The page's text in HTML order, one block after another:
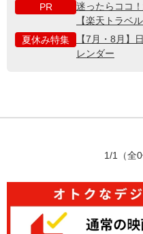
PR
迷ったらココ
【楽天トラベル
夏休み特集
【7月・8月】
レンダー
1/1 （全